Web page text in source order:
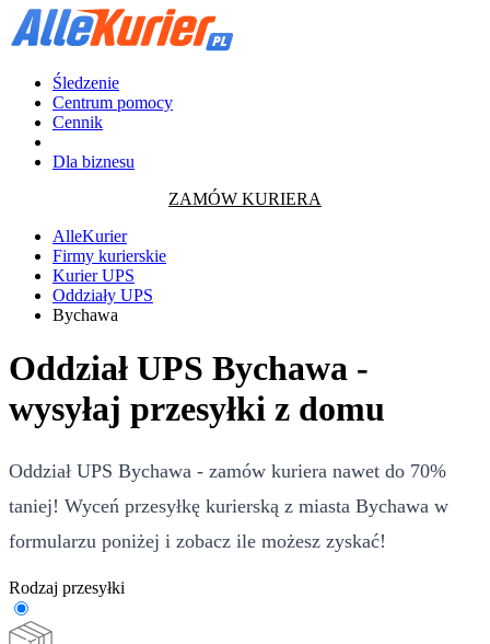
Śledzenie
Centrum pomocy
Cennik
Dla biznesu
ZAMÓW KURIERA
AlleKurier
Firmy kurierskie
Kurier UPS
Oddziały UPS
Bychawa
Oddział UPS Bychawa -
wysyłaj przesyłki z domu
Oddział UPS Bychawa - zamów kuriera nawet do 70%
taniej! Wyceń przesyłkę kurierską z miasta Bychawa w
formularzu poniżej i zobacz ile możesz zyskać!
Rodzaj przesyłki